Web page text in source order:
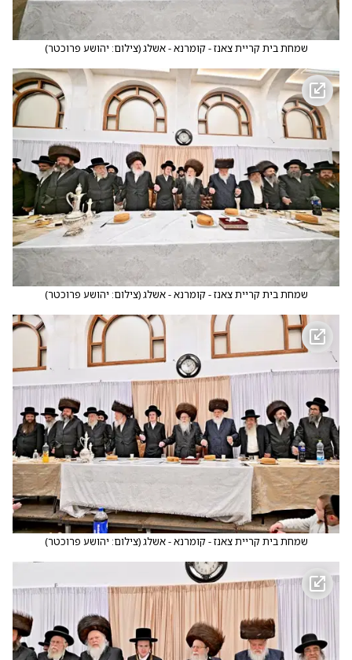
שמחת בית קריית צאנז - קומרנא - אשלג(צילום: יהושע פרוכטר)
שמחת בית קריית צאנז - קומרנא - אשלג(צילום: יהושע פרוכטר)
שמחת בית קריית צאנז - קומרנא - אשלג (צילום: יהושע פרוכטר)